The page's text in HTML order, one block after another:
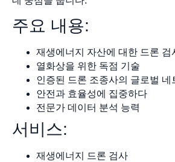
주요 내용:
재생에너지 자산에 대한 드론 검
열화상을 위한 독점 기술
인증된 드론 조종사의 글로벌 네
안전과 효율성에 집중하다
전문가 데이터 분석 능력
서비스:
재생에너지 드론 검사